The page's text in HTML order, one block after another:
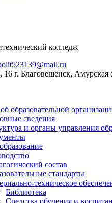
колледж
16 г. Благовещенск, Амурская
образовательной
сведения
и органы управления
состав
стандарты
техническое
Библиотека
Средства обучения и